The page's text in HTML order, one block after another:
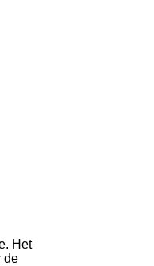
Het
de